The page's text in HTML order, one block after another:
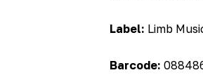
Label: Limb
Barcode: